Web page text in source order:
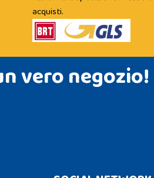
acquisti.
vero negozio!